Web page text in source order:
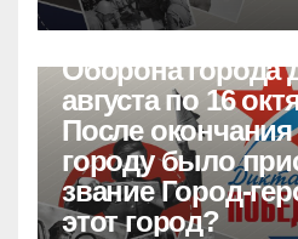
Оборона города
августа по 16
После
городу было
звание Город-
этот город?